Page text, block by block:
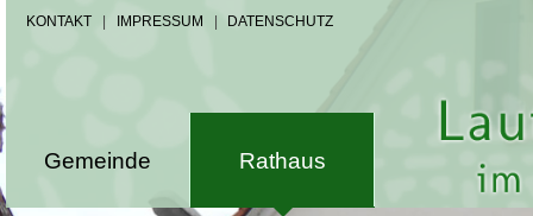
KONTAKT IMPRESSUM DATENSCHUTZ
Gemeinde Rathaus